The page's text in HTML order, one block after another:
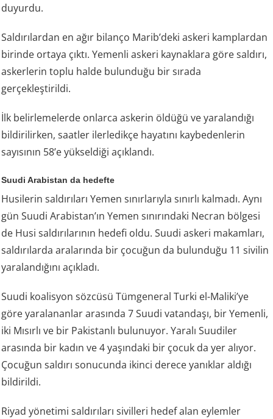
duyurdu.
Saldırılardan en ağır bilanço Marib’deki askeri kamplardan
birinde ortaya çıktı. Yemenli askeri kaynaklara göre saldırı,
askerlerin toplu halde bulunduğu bir sırada
gerçekleştirildi.
İlk belirlemelerde onlarca askerin öldüğü ve yaralandığı
bildirilirken, saatler ilerledikçe hayatını kaybedenlerin
sayısının 58’e yükseldiği açıklandı.
Suudi Arabistan da hedefte
Husilerin saldırıları Yemen sınırlarıyla sınırlı kalmadı. Aynı
gün Suudi Arabistan’ın Yemen sınırındaki Necran bölgesi
de Husi saldırılarının hedefi oldu. Suudi askeri makamları,
saldırılarda aralarında bir çocuğun da bulunduğu 11 sivilin
yaralandığını açıkladı.
Suudi koalisyon sözcüsü Tümgeneral Turki el-Maliki’ye
göre yaralananlar arasında 7 Suudi vatandaşı, bir Yemenli,
iki Mısırlı ve bir Pakistanlı bulunuyor. Yaralı Suudiler
arasında bir kadın ve 4 yaşındaki bir çocuk da yer alıyor.
Çocuğun saldırı sonucunda ikinci derece yanıklar aldığı
bildirildi.
Riyad yönetimi saldırıları sivilleri hedef alan eylemler